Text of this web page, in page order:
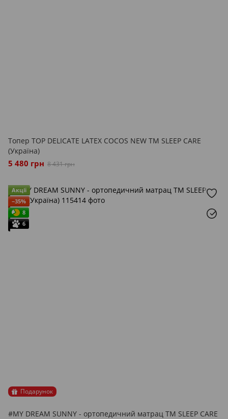
Топер TOP DELICATE LATEX COCOS NEW ТМ SLEEP CARE
(Україна)
5 480 грн 8 431 грн
Подарунок
Акції
−35%
8
6
#MY DREAM SUNNY - ортопедичний матрац ТМ SLEEP CARE